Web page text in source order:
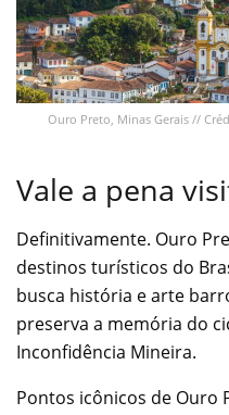
Ouro Preto, Minas Gerais //
Vale a pena
Definitivamente. Ouro
destinos turísticos do
busca história e arte
preserva a memória do
Inconfidência Mineira.
Pontos icônicos de Ouro